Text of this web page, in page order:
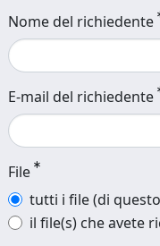
Nome del richiedente
E-mail del richiedente
File
tutti i file (di
il file(s) che avete